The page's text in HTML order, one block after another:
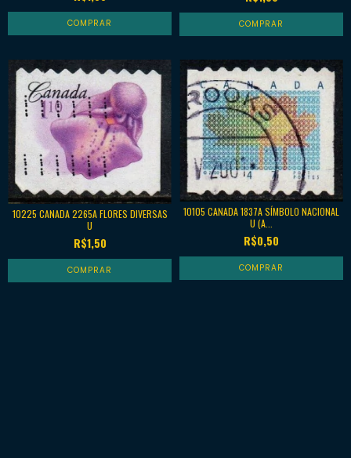
10225 CANADA 2265A FLORES DIVERSAS
U
R$1,50
10105 CANADA 1837A SÍMBOLO NACIONAL
U (A...
R$0,50